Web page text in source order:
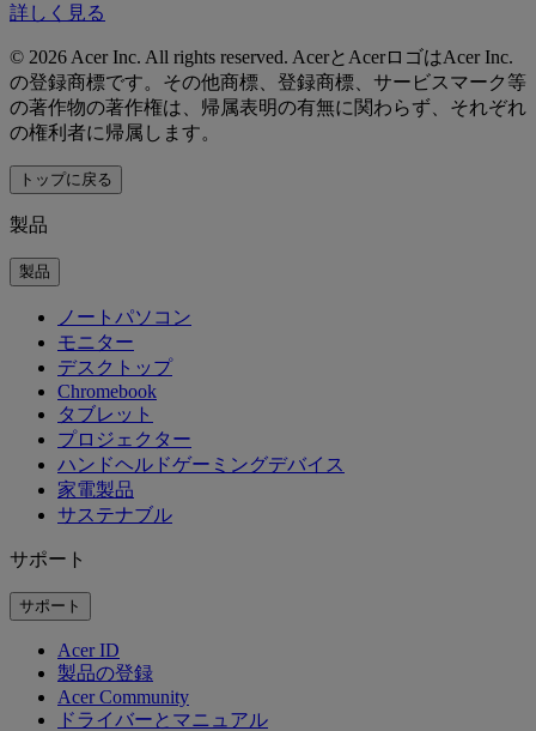
詳しく見る
© 2026 Acer Inc. All rights reserved. AcerとAcerロゴはAcer Inc.
の登録商標です。その他商標、登録商標、サービスマーク等
の著作物の著作権は、帰属表明の有無に関わらず、それぞれ
の権利者に帰属します。
トップに戻る
製品
製品
ノートパソコン
モニター
デスクトップ
Chromebook
タブレット
プロジェクター
ハンドヘルドゲーミングデバイス
家電製品
サステナブル
サポート
サポート
Acer ID
製品の登録
Acer Community
ドライバーとマニュアル